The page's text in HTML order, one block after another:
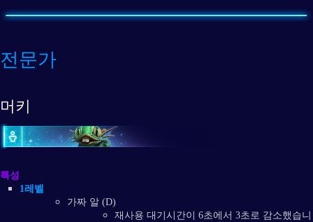
전문가
머키
특성
1레벨
가짜 알 (D)
재사용 대기시간이 6초에서 3초로 감소했습니